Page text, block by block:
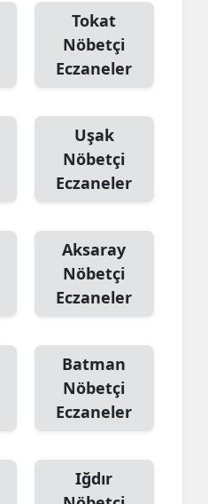
Tokat
Nöbetçi
Eczaneler
Uşak
Nöbetçi
Eczaneler
Aksaray
Nöbetçi
Eczaneler
Batman
Nöbetçi
Eczaneler
Iğdır